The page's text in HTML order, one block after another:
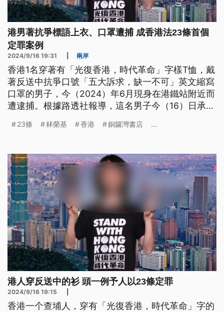
港男著抗爭標語上衣、口罩遭捕 成香港法23條首個
定罪案例
2024/9/16 19:31 兩岸
香港1名穿著有「光復香港，時代革命」字樣T恤，戴
著反送中抗爭口號「五大訴求，缺一不可」英文縮寫
口罩的男子，今（2024）年6月現身在港鐵站附近而
遭逮捕。根據路透社報導，這名男子今（16）日承認
條」立法後，被定罪的第一人，香港法院預計在19日
23條 林榮基 香港 銅鑼灣書店 ...
港人穿反送中的衫 頭一例予人以23條定罪
2024/9/16 19:15
香港一个查埔人，穿有「光復香港，時代革命」字的